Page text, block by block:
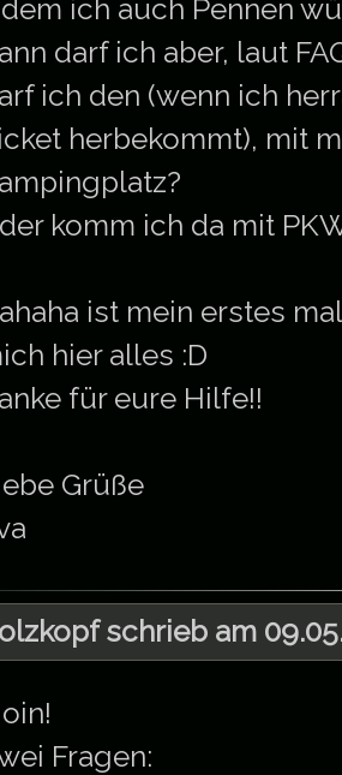
ich auch Pennen
darf ich aber, laut
ich den (wenn ich
herbekommt), mit
komm ich da mit
ist mein erstes
hier alles :D
für eure Hilfe!!
Grüße
schrieb am
Fragen: